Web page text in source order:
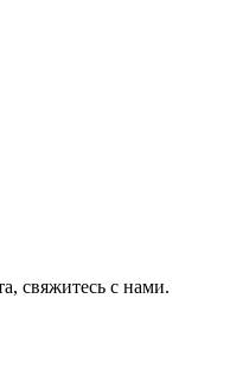
свяжитесь с нами.